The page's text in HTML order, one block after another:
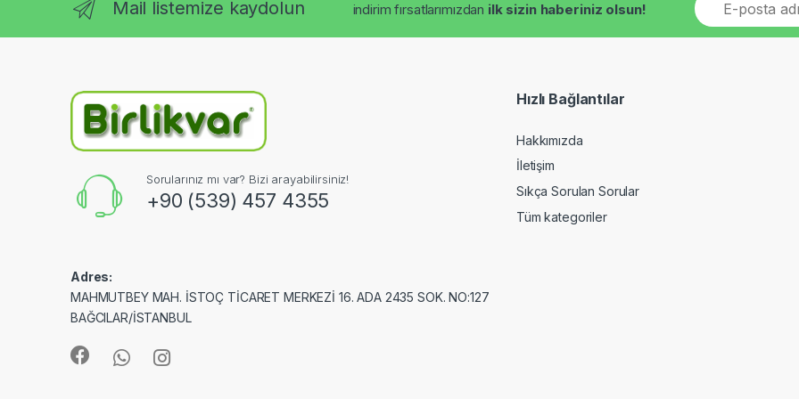
Mail listemize kaydolun indirim fırsatlarımızdan ilk sizin haberiniz olsun!
m
a
Sorularınız mı var? Bizi arayabilirsiniz!
+90 (539) 457 4355
Adres:
MAHMUTBEY MAH. İSTOÇ TİCARET MERKEZİ 16. ADA 2435 SOK. NO:127
BAĞCILAR/İSTANBUL
Hızlı Bağlantılar
Hakkımızda
İletişim
Sıkça Sorulan Sorular
Tüm kategoriler